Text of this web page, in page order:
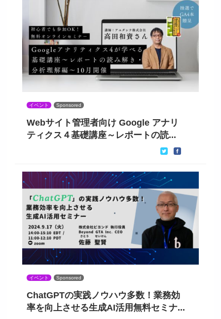
イベント Sponsored
Webサイト管理者向け Google アナリ
ティクス４基礎講座～レポートの読...
イベント Sponsored
ChatGPTの実践ノウハウ多数！業務効
率を向上させる生成AI活用無料セミナ...